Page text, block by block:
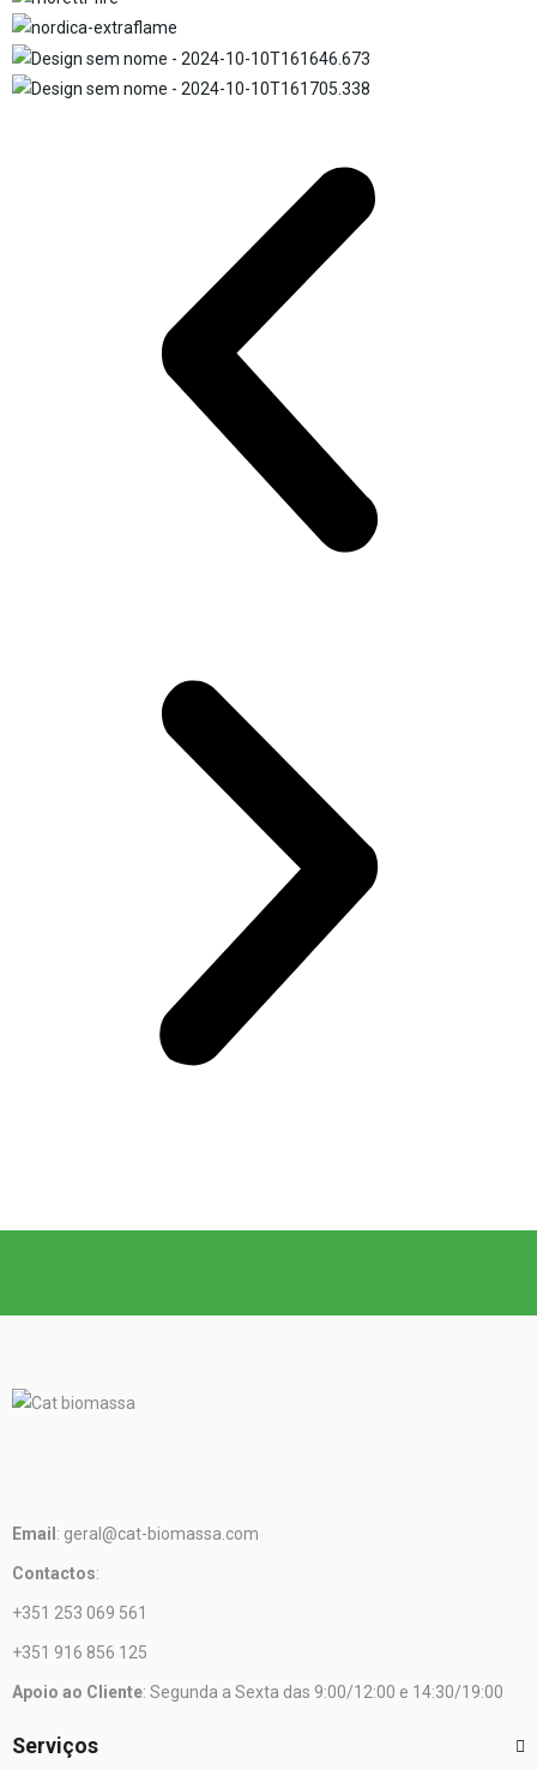
Email : geral@cat-biomassa.com
Contactos:
+351 253 069 561
+351 916 856 125
Apoio ao Cliente: Segunda a Sexta das 9:00/12:00 e 14:30/19:00
Serviços